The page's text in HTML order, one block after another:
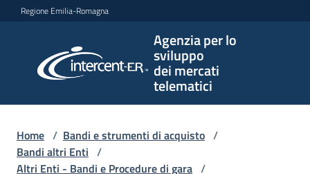
Vai al contenuto
Vai alla navigazione
Vai al footer
Regione Emilia-Romagna
Agenzia per lo
sviluppo
dei mercati
telematici
per lo
sviluppo
telematici
Home / Bandi e strumenti di acquisto /
Bandi altri Enti /
Altri Enti - Bandi e Procedure di gara /